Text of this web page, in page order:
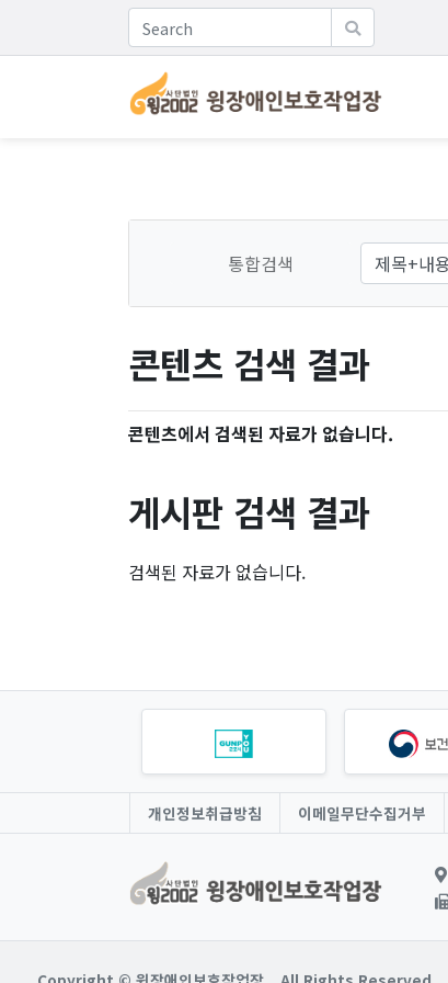
통합검색
콘텐츠 검색 결과
콘텐츠에서 검색된 자료가 없습니다.
게시판 검색 결과
검색된 자료가 없습니다.
개인정보취급방침 이메일무단수집거부